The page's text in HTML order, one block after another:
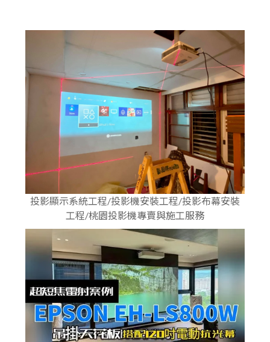
投影顯示系統工程/投影機安裝工程/投影布幕安裝
工程/桃園投影機專賣與施工服務